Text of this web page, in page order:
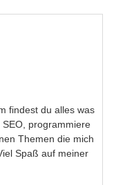
findest du alles was
programmiere
Themen die mich
Spaß auf meiner